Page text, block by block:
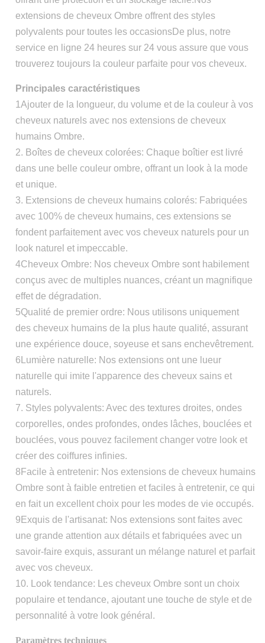
extensions de cheveux Ombre offrent des styles
polyvalents pour toutes les occasionsDe plus, notre
service en ligne 24 heures sur 24 vous assure que vous
trouverez toujours la couleur parfaite pour vos cheveux.
Principales caractéristiques
1Ajouter de la longueur, du volume et de la couleur à vos
cheveux naturels avec nos extensions de cheveux
humains Ombre.
2. Boîtes de cheveux colorées: Chaque boîtier est livré
dans une belle couleur ombre, offrant un look à la mode
et unique.
3. Extensions de cheveux humains colorés: Fabriquées
avec 100% de cheveux humains, ces extensions se
fondent parfaitement avec vos cheveux naturels pour un
look naturel et impeccable.
4Cheveux Ombre: Nos cheveux Ombre sont habilement
conçus avec de multiples nuances, créant un magnifique
effet de dégradation.
5Qualité de premier ordre: Nous utilisons uniquement
des cheveux humains de la plus haute qualité, assurant
une expérience douce, soyeuse et sans enchevêtrement.
6Lumière naturelle: Nos extensions ont une lueur
naturelle qui imite l'apparence des cheveux sains et
naturels.
7. Styles polyvalents: Avec des textures droites, ondes
corporelles, ondes profondes, ondes lâches, bouclées et
bouclées, vous pouvez facilement changer votre look et
créer des coiffures infinies.
8Facile à entretenir: Nos extensions de cheveux humains
Ombre sont à faible entretien et faciles à entretenir, ce qui
en fait un excellent choix pour les modes de vie occupés.
9Exquis de l'artisanat: Nos extensions sont faites avec
une grande attention aux détails et fabriquées avec un
savoir-faire exquis, assurant un mélange naturel et parfait
avec vos cheveux.
10. Look tendance: Les cheveux Ombre sont un choix
populaire et tendance, ajoutant une touche de style et de
personnalité à votre look général.
Paramètres techniques